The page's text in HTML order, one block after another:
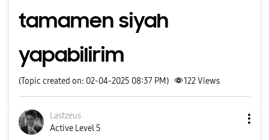
tamamen siyah
yapabilirim
(Topic created on: 02-04-2025 08:37 PM) 122Views
Lastzeus
Active Level 5